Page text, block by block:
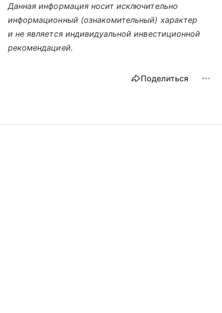
Данная информация носит исключительно
информационный (ознакомительный) характер
и не является индивидуальной инвестиционной
рекомендацией.
Поделиться